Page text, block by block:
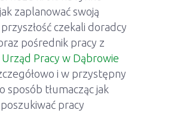
zaplanować swoją
czekali doradcy
pośrednik pracy z
Pracy w Dąbrowie
i w przystępny
sposób tłumacząc jak
pracy